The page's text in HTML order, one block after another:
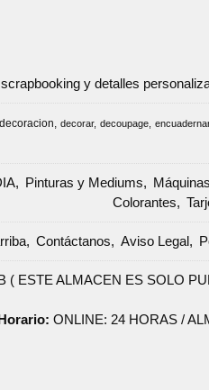
y detalles
decoracion decorar decoupage encuadernar
Pinturas y Mediums
Colorantes
Contáctanos Aviso Legal
( ESTE ALMACEN ES SOLO
ONLINE: 24 HORAS /